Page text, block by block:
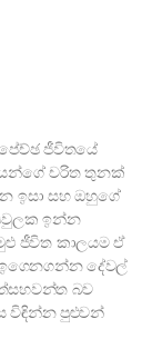
ජීවිතයේ
චරිත තුනක්
ඉසා සහ ඔහුගේ
ඉන්න
ජීවිත කාලයම ඒ
දේවල්
බව
විඳින්න පුළුවන්